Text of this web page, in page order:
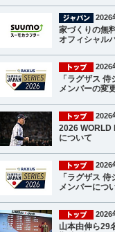
2026
家づくりの無
オフィシャル
2026
「ラグザス
メンバーの変
2026
2026
について
2026
「ラグザス
メンバーにつ
2026
山本由伸ら29